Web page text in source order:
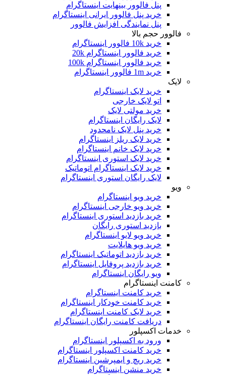
پنل فالوور بینهایت اینستاگرام
خرید پنل فالوور ایرانی اینستاگرام
پنل نمایندگی افزایش فالوور
فالوور حجم بالا
خرید فالوور اینستاگرام 20k
خرید فالوور اینستاگرام 100k
خرید لایک اینستاگرام
اتو لایک خارجی
خرید مولتی لایک
لایک رایگان اینستاگرام
خرید پنل لایک نامحدود
خرید لایک ریلز اینستاگرام
خرید لایک خانم اینستاگرام
خرید لایک استوری اینستاگرام
خرید لایک اینستاگرام اتوماتیک
لایک رایگان استوری اینستاگرام
خرید ویو اینستاگرام
خرید ویو خارجی اینستاگرام
خرید بازدید استوری اینستاگرام
بازدید استوری رایگان
خرید ویو لایو اینستاگرام
خرید ویو هایلایت
خرید بازدید اتوماتیک اینستاگرام
خرید بازدید پروفایل اینستاگرام
ویو رایگان اینستاگرام
کامنت اینستاگرام
خرید کامنت اینستاگرام
خرید کامنت خودکار اینستاگرام
خرید لایک کامنت اینستاگرام
دریافت کامنت رایگان اینستاگرام
خدمات اکسپلور
ورود به اکسپلور اینستاگرام
خرید کامنت اکسپلور اینستاگرام
خرید ریچ و ایمپرشین اینستاگرام
خرید منشن اینستاگرام